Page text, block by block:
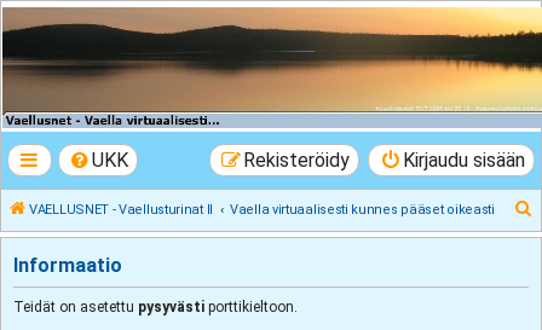
VAELLUSNET -
Vaellusturinat II
UKK Kirjaudu sisään
Rekisteröidy
VAELLUSNET - Vaellusturinat II Vaella virtuaalisesti kunnes pääset oikeasti
t
Informaatio
Teidät on asetettu pysyvästi porttikieltoon.